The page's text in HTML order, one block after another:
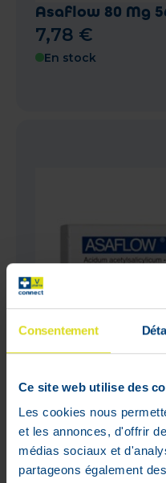
Consentement
Ce site web utilise des
Les cookies nous
et les annonces, d'offrir
médias sociaux et
partageons également
Asaflow 80 Mg
7,78 €
En stock
Asaflow 160 mg